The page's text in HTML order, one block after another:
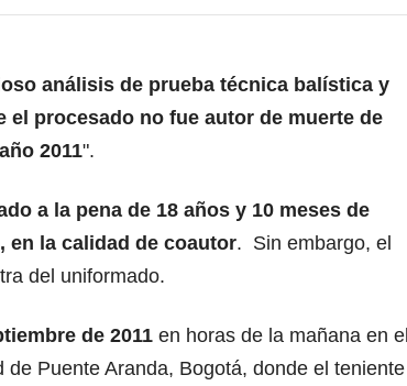
análisis de prueba técnica balística y
procesado no fue autor de muerte de
2011".
a la pena de 18 años y 10 meses de
la calidad de coautor. Sin embargo, el
del uniformado.
de 2011 en horas de la mañana en el
Puente Aranda, Bogotá, donde el teniente